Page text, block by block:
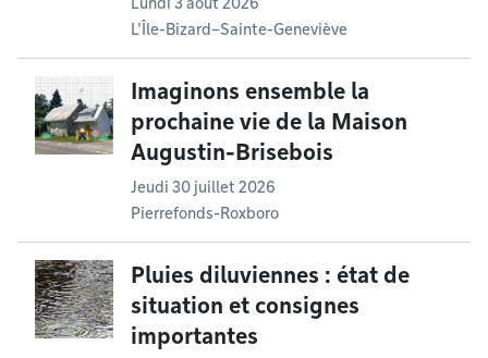
L'Île-Bizard–Sainte-Geneviève
Imaginons ensemble la
prochaine vie de la Maison
Augustin-Brisebois
Jeudi 30 juillet 2026
Pierrefonds-Roxboro
Pluies diluviennes : état de
situation et consignes
importantes